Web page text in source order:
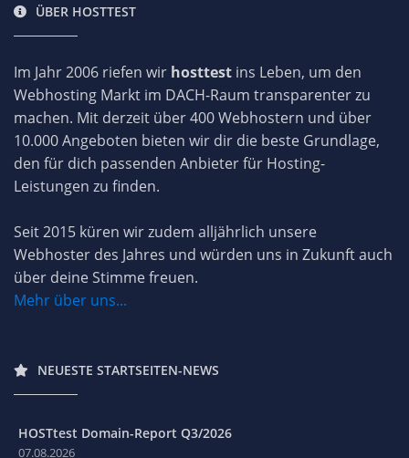
ÜBER HOSTTEST
Im Jahr 2006 riefen wir hosttest ins Leben, um den
Webhosting Markt im DACH-Raum transparenter zu
machen. Mit derzeit über 400 Webhostern und über
10.000 Angeboten bieten wir dir die beste Grundlage,
den für dich passenden Anbieter für Hosting-
Leistungen zu finden.
Seit 2015 küren wir zudem alljährlich unsere
Webhoster des Jahres und würden uns in Zukunft auch
über deine Stimme freuen.
Mehr über uns...
NEUESTE STARTSEITEN-NEWS
HOSTtest Domain-Report Q3/2026
07.08.2026